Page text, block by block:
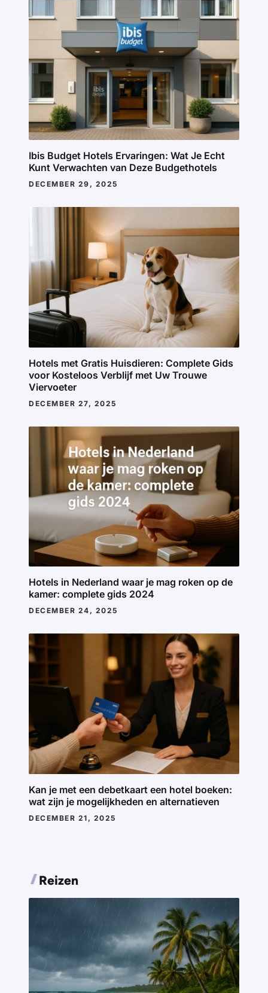
Ibis Budget Hotels Ervaringen: Wat Je Echt
Kunt Verwachten van Deze Budgethotels
DECEMBER 29, 2025
Hotels met Gratis Huisdieren: Complete Gids
voor Kosteloos Verblijf met Uw Trouwe
Viervoeter
DECEMBER 27, 2025
Hotels in Nederland waar je mag roken op de
kamer: complete gids 2024
DECEMBER 24, 2025
Kan je met een debetkaart een hotel boeken:
wat zijn je mogelijkheden en alternatieven
DECEMBER 21, 2025
Reizen